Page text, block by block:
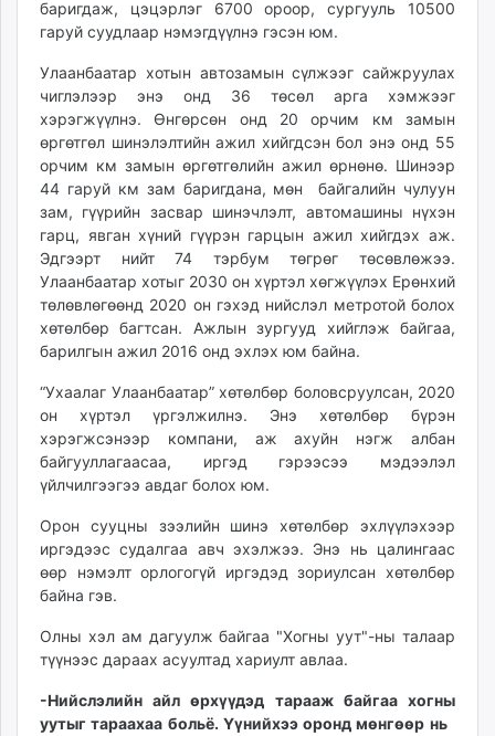
times.mn
mass.mn
unegui.mn
assa.mn
toim.mn
tac.mn
paparazzi.mn
unread.today
баригдаж, цэцэрлэг 6700 ороор, сургууль 10500
гаруй суудлаар нэмэгдүүлнэ гэсэн юм.
Улаанбаатар хотын автозамын сүлжээг сайжруулах
чиглэлээр энэ онд 36 төсөл арга хэмжээг
хэрэгжүүлнэ. Өнгөрсөн онд 20 орчим км замын
өргөтгөл шинэлэлтийн ажил хийгдсэн бол энэ онд 55
орчим км замын өргөтгөлийн ажил өрнөнө. Шинээр
44 гаруй км зам баригдана, мөн байгалийн чулуун
зам, гүүрийн засвар шинэчлэлт, автомашины нүхэн
гарц, явган хүний гүүрэн гарцын ажил хийгдэх аж.
Эдгээрт нийт 74 тэрбум төгрөг төсөвлөжээ.
Улаанбаатар хотыг 2030 он хүртэл хөгжүүлэх Ерөнхий
төлөвлөгөөнд 2020 он гэхэд нийслэл метротой болох
хөтөлбөр багтсан. Ажлын зургууд хийглэж байгаа,
барилгын ажил 2016 онд эхлэх юм байна.
“Ухаалаг Улаанбаатар” хөтөлбөр боловсруулсан, 2020
он хүртэл үргэлжилнэ. Энэ хөтөлбөр бүрэн
хэрэгжсэнээр компани, аж ахуйн нэгж албан
байгууллагаасаа, иргэд гэрээсээ мэдээлэл
үйлчилгээгээ авдаг болох юм.
Орон сууцны зээлийн шинэ хөтөлбөр эхлүүлэхээр
иргэдээс судалгаа авч эхэлжээ. Энэ нь цалингаас
өөр нэмэлт орлогогүй иргэдэд зориулсан хөтөлбөр
байна гэв.
Олны хэл ам дагуулж байгаа "Хогны уут"-ны талаар
түүнээс дараах асуултад хариулт авлаа.
-Нийслэлийн айл өрхүүдэд тарааж байгаа хогны
уутыг тараахаа больё. Үүнийхээ оронд мөнгөөр нь